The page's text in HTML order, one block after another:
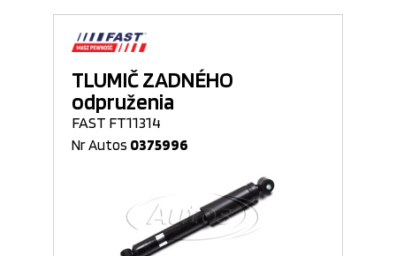
TLUMIČ ZADNÉHO
odpruženia
FAST FT11314
Nr Autos 0375996